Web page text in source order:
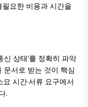
요한 비용과 시간을
신 상태’를 정확히 파악
문서로 받는 것이 핵심
시간·서류 요구에서
.